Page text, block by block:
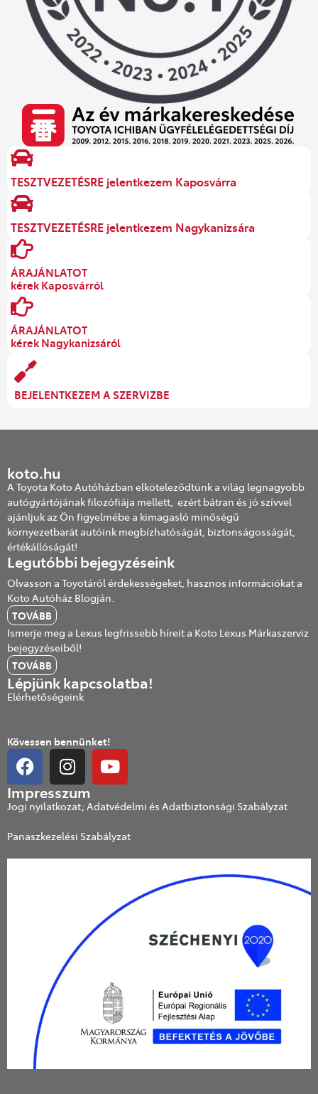
TESZTVEZETÉSRE jelentkezem Kaposvárra
TESZTVEZETÉSRE jelentkezem Nagykanizsára
ÁRAJÁNLATOT
kérek Kaposvárról
ÁRAJÁNLATOT
kérek Nagykanizsáról
BEJELENTKEZEM A SZERVIZBE
koto.hu
A Toyota Koto Autóházban elköteleződtünk a világ legnagyobb
autógyártójának filozófiája mellett, ezért bátran és jó szívvel
ajánljuk az Ön figyelmébe a kimagasló minőségű
környezetbarát autóink megbízhatóságát, biztonságosságát,
értékállóságát!
Legutóbbi bejegyzéseink
Olvasson a Toyotáról érdekességeket, hasznos információkat a
Koto Autóház Blogján.
TOVÁBB
Ismerje meg a Lexus legfrissebb híreit a Koto Lexus Márkaszerviz
bejegyzéseiből!
TOVÁBB
Lépjünk kapcsolatba!
Elérhetőségeink
Kövessen bennünket!
Impresszum
Jogi nyilatkozat; Adatvédelmi és Adatbiztonsági Szabályzat
Panaszkezelési Szabályzat